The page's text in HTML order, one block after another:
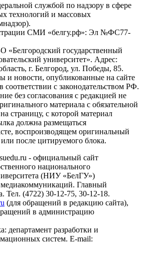
службой по надзору в сфере
технологий и массовых
СМИ «белгу.рф»: Эл №ФС77-
государственный
университет». Адрес:
г. Белгород, ул. Победы, 85.
и новости, опубликованные на сайте
соответствии с законодательством РФ.
без согласования с редакцией не
материала с обязательной
страницу, с которой материал
должна размещаться
воспроизводящем оригинальный
после цитируемого блока.
- официальный сайт
национального
(НИУ «БелГУ»)
Главный
Тел. (4722) 30-12-75, 30-12-18.
(для обращений в редакцию сайта),
в администрацию
департамент разработки и
систем. E-mail: